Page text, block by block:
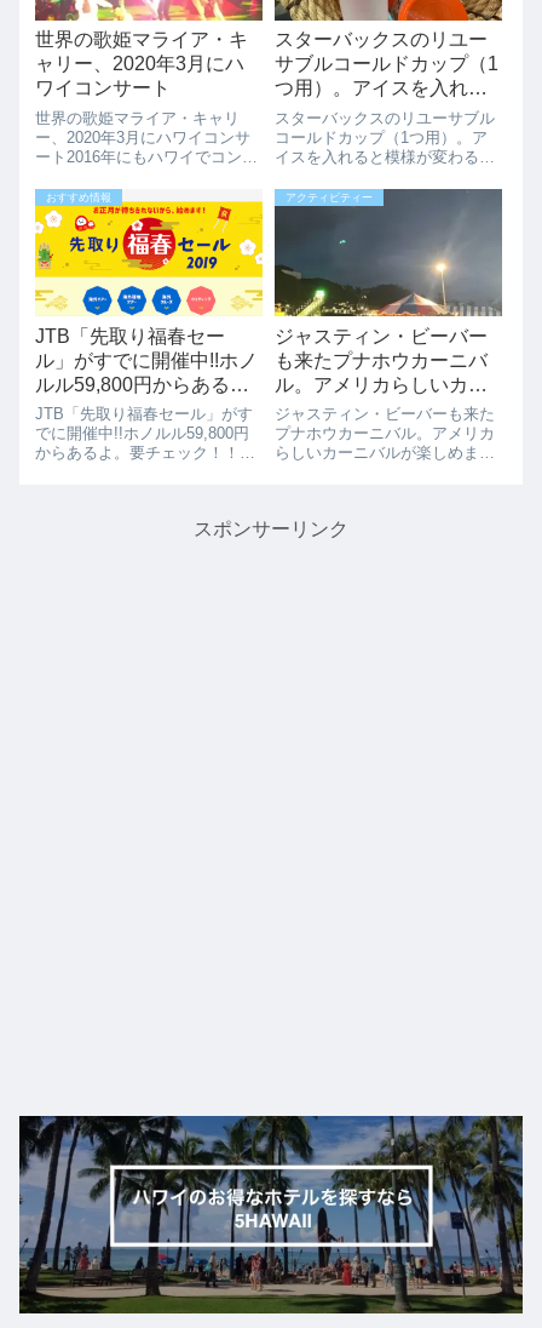
世界の歌姫マライア・キ
ャリー、2020年3月にハ
ワイコンサート
世界の歌姫マライア・キャリ
ー、2020年3月にハワイコンサ
ート2016年にもハワイでコンサ
ですが、2020年3月にまたハワ
イでコンサートをしますよ！！
マライア･キャリーファンの皆
さまハワイでのコンサートをお
見逃し...
スターバックスのリユー
サブルコールドカップ（1
つ用）。アイスを入れる
と模様が変わるよ
スターバックスのリユーサブル
コールドカップ（1つ用）。ア
イスを入れると模様が変わるよ
ーサブルコールドカップ。氷を
販売されていましたが、1個入
りが販売されていま...
おすすめ情報
JTB「先取り福春セー
ル」がすでに開催中!!ホノ
ルル59,800円からある
よ。要チェック！！
JTB「先取り福春セール」がす
でに開催中!!ホノルル59,800円
からあるよ。要チェック！！も
ットは早いもんの勝ち！！JTB
アクティビティー
ジャスティン・ビーバー
も来たプナホウカーニバ
ル。アメリカらしいカー
ニバルが楽しめます。
(2/2,2/3)
ジャスティン・ビーバーも来た
プナホウカーニバル。アメリカ
らしいカーニバルが楽しめま
ルです、去年のカーニバルはジ
スポンサーリンク